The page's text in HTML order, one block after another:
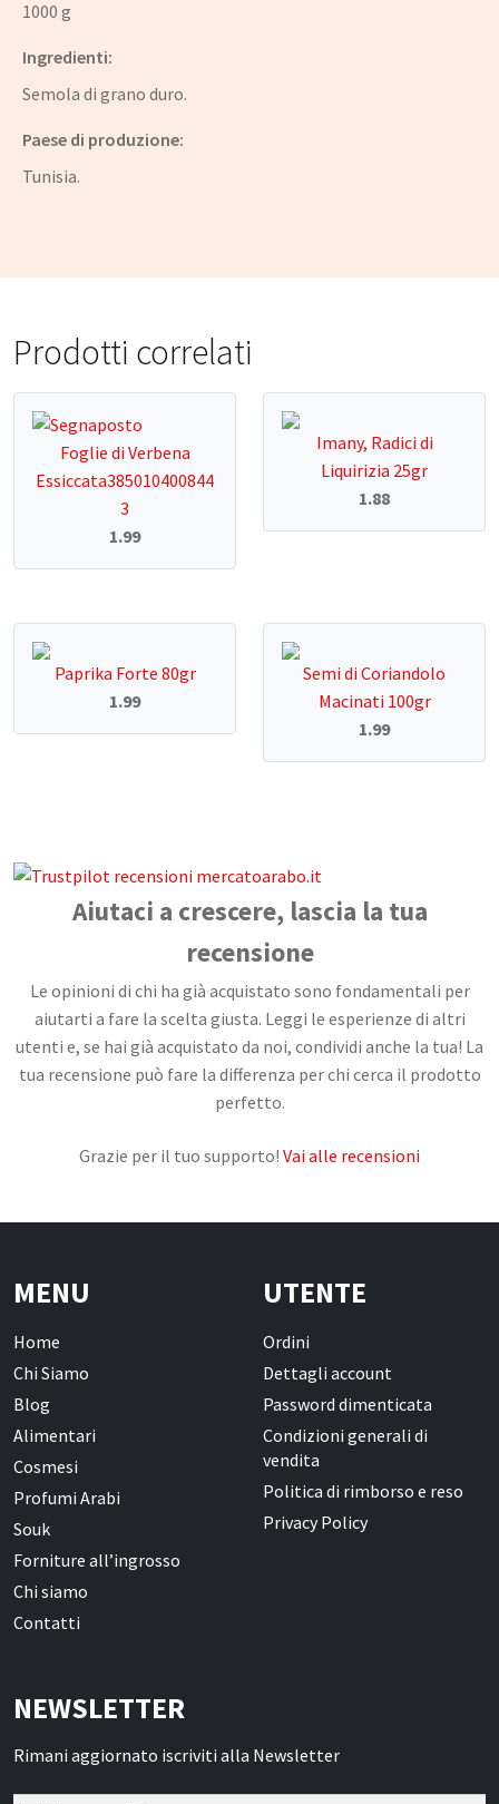
1000 g
Ingredienti:
Semola di grano duro.
Paese di produzione:
Tunisia.
Prodotti correlati
Foglie di Verbena
Essiccata385010400844
3
1.99
Imany, Radici di
Liquirizia 25gr
1.88
Paprika Forte 80gr
1.99
Semi di Coriandolo
Macinati 100gr
1.99
Aiutaci a crescere, lascia la tua
recensione
Le opinioni di chi ha già acquistato sono fondamentali per
aiutarti a fare la scelta giusta. Leggi le esperienze di altri
utenti e, se hai già acquistato da noi, condividi anche la tua! La
tua recensione può fare la differenza per chi cerca il prodotto
perfetto.
Grazie per il tuo supporto! Vai alle recensioni
MENU
Home
Chi Siamo
Blog
Alimentari
Cosmesi
Profumi Arabi
Souk
Forniture all’ingrosso
Chi siamo
Contatti
UTENTE
Ordini
Dettagli account
Password dimenticata
Condizioni generali di
vendita
Politica di rimborso e reso
Privacy Policy
NEWSLETTER
Rimani aggiornato iscriviti alla Newsletter